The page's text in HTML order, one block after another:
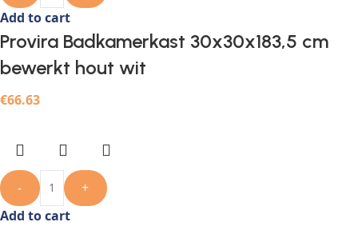
Add to cart
Provira Badkamerkast 30x30x183,5 cm
bewerkt hout wit
€66.63
-
+
Add to cart